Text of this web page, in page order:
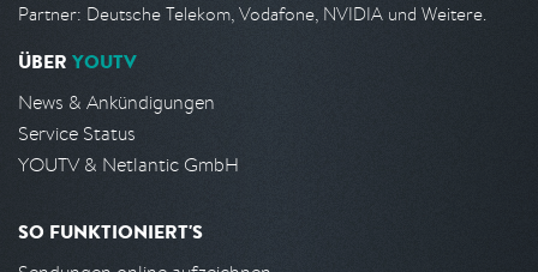
Partner: Deutsche Telekom, Vodafone, NVIDIA und Weitere.
ÜBER YOUTV
News & Ankündigungen
Service Status
YOUTV & Netlantic GmbH
SO FUNKTIONIERT'S